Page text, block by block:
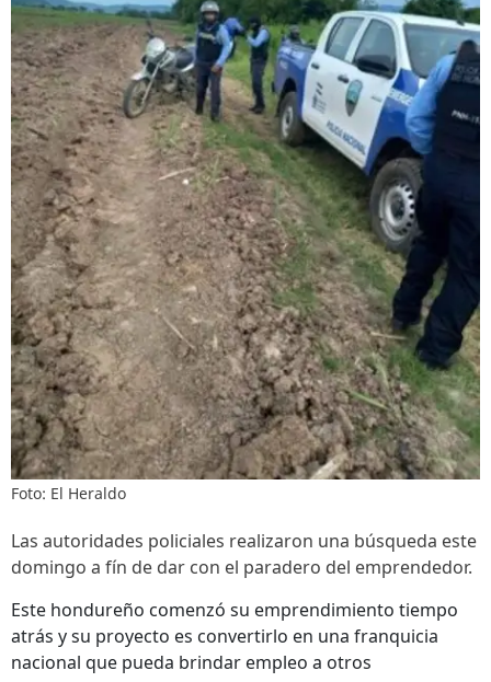
Foto: El Heraldo
Las autoridades policiales realizaron una búsqueda este
domingo a fín de dar con el paradero del emprendedor.
Este hondureño comenzó su emprendimiento tiempo
atrás y su proyecto es convertirlo en una franquicia
nacional que pueda brindar empleo a otros